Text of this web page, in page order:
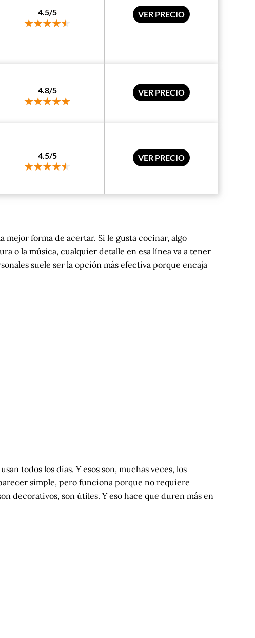
4.5/5 VER PRECIO
4.8/5 VER PRECIO
4.5/5 VER PRECIO
mejor forma de acertar. Si le gusta cocinar, algo
o la música, cualquier detalle en esa línea va a tener
suele ser la opción más efectiva porque encaja
todos los días. Y esos son, muchas veces, los
simple, pero funciona porque no requiere
decorativos, son útiles. Y eso hace que duren más en